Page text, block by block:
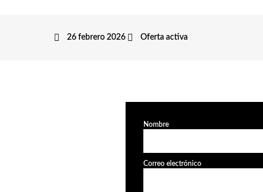
26 febrero 2026 Oferta activa
Nombre
Correo electrónico